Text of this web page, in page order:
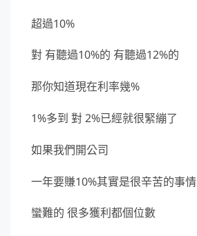
超過10%
對 有聽過10%的 有聽過12%的
那你知道現在利率幾%
1%多到 對 2%已經就很緊繃了
如果我們開公司
一年要賺10%其實是很辛苦的事情
蠻難的 很多獲利都個位數